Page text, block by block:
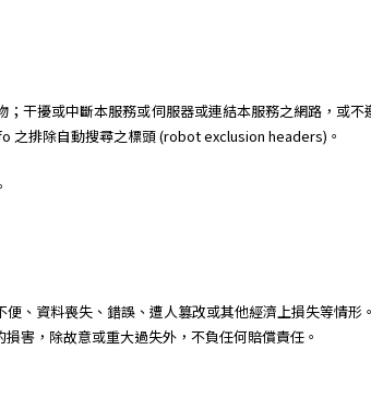
干擾或中斷本服務或伺服器或連結本服務之網路，或
之排除自動搜尋之標頭 (robot exclusion headers)。
、資料喪失、錯誤、遭人篡改或其他經濟上損失等情形
害，除故意或重大過失外，不負任何賠償責任。